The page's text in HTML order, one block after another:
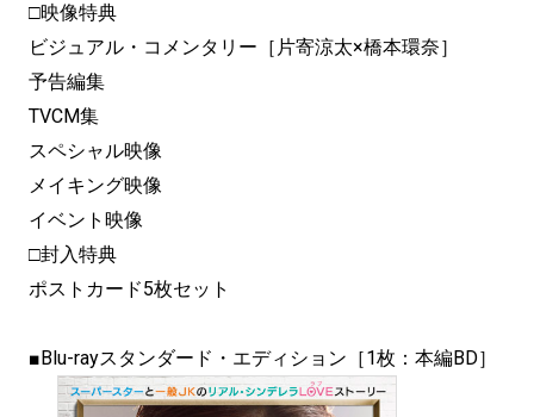
□映像特典
ビジュアル・コメンタリー［片寄涼太×橋本環奈］
予告編集
TVCM集
スペシャル映像
メイキング映像
イベント映像
□封入特典
ポストカード5枚セット
■Blu-rayスタンダード・エディション［1枚：本編BD］